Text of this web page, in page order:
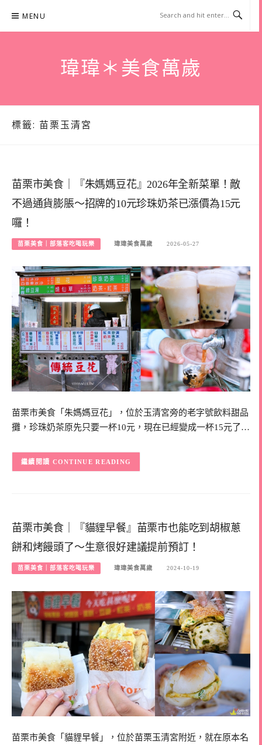
content
MENU
瑋瑋＊美食萬歲
標籤: 苗栗玉清宮
苗栗市美食｜『朱媽媽豆花』2026年全新菜單！敵
不過通貨膨脹～招牌的10元珍珠奶茶已漲價為15元
囉！
苗栗美食｜部落客吃喝玩樂 瑋瑋美食萬歲 2026-05-27
苗栗市美食「朱媽媽豆花」，位於玉清宮旁的老字號飲料甜品
攤，珍珠奶茶原先只要一杯10元，現在已經變成一杯15元了…
CONTINUE READING
苗栗市美食｜『貓貍早餐』苗栗市也能吃到胡椒蔥
餅和烤饅頭了～生意很好建議提前預訂！
苗栗美食｜部落客吃喝玩樂 瑋瑋美食萬歲 2024-10-19
苗栗市美食「貓貍早餐」，位於苗栗玉清宮附近，就在原本名